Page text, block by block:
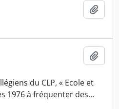
du CLP, « Ecole et
1976 à fréquenter des…